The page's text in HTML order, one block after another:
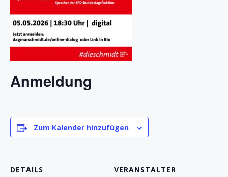
Anmeldung
Zum Kalender hinzufügen
DETAILS VERANSTALTER